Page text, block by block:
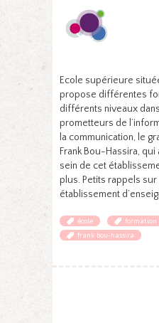
Ecole supérieure
propose différentes
différents niveaux
prometteurs de
la communication, le
Frank Bou-Hassira,
sein de cet
plus. Petits rappels
établissement
école
formation
frank bou-hassira